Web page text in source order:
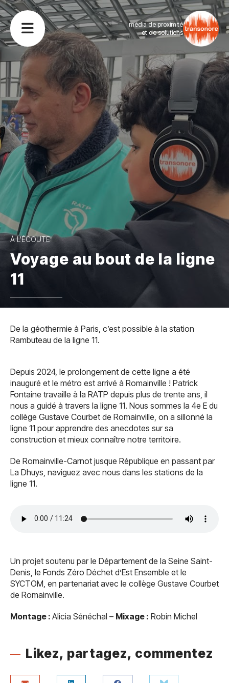
média de proximité
et de solutions
À L'ÉCOUTE
Voyage au bout de la ligne
11
De la géothermie à Paris, c’est possible à la station
Rambuteau de la ligne 11.
Depuis 2024, le prolongement de cette ligne a été
inauguré et le métro est arrivé à Romainville ! Patrick
Fontaine travaille à la RATP depuis plus de trente ans, il
nous a guidé à travers la ligne 11. Nous sommes la 4e E du
collège Gustave Courbet de Romainville, on a sillonné la
ligne 11 pour apprendre des anecdotes sur sa
construction et mieux connaître notre territoire.
De Romainville-Carnot jusque République en passant par
La Dhuys, naviguez avec nous dans les stations de la
ligne 11.
Un projet soutenu par le Département de la Seine Saint-
Denis, le Fonds Zéro Déchet d’Est Ensemble et le
SYCTOM, en partenariat avec le collège Gustave Courbet
de Romainville.
Montage : Alicia Sénéchal – Mixage : Robin Michel
Likez, partagez, commentez